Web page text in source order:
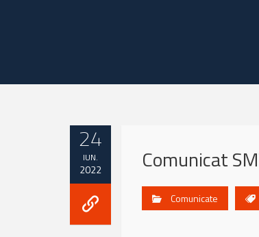
24
IUN.
2022 Comunicat
Comunicate